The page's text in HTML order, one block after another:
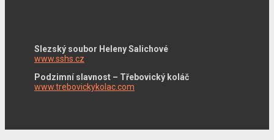
Slezský soubor Heleny Salichové
www.sshs.cz
Podzimní slavnost – Třebovický koláč
www.trebovickykolac.com